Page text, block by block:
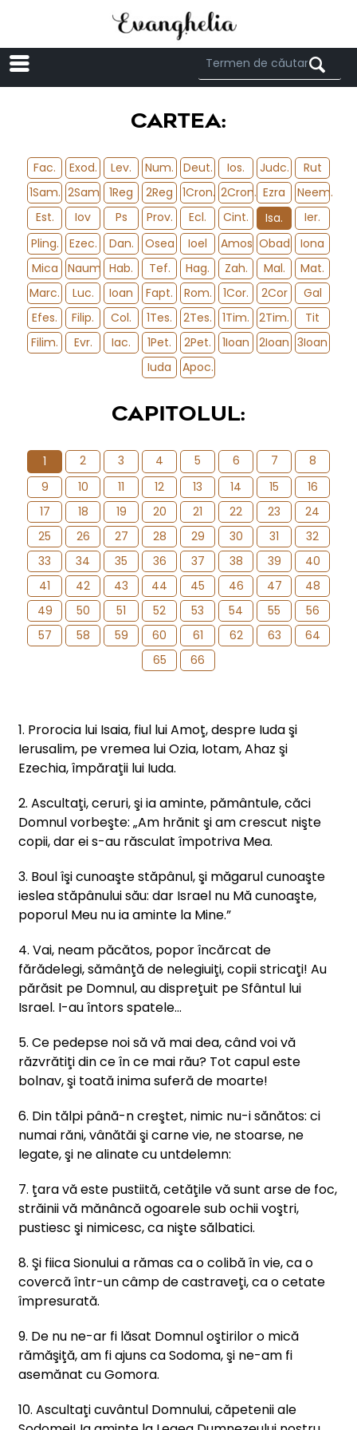
CARTEA:
Fac. Exod. Lev. Num. Deut. Ios. Judc.
Rut
1Sam. 2Sam 1Reg 2Reg 1Cron. 2Cron. Ezra
Neem.
Est.
Iov Ps Prov. Ecl. Cint. Isa.
Ier.
Pling.
Ezec. Dan. Osea Ioel Amos Obad. Iona
Mica
Naum Hab. Tef. Hag. Zah. Mal.
Mat.
Marc.
Luc. Ioan Fapt. Rom. 1Cor. 2Cor
Gal
Efes.
Filip. Col. 1Tes. 2Tes. 1Tim. 2Tim.
Tit
Filim.
Evr. Iac. 1Pet. 2Pet. 1Ioan 2Ioan 3Ioan
Iuda
Apoc.
CAPITOLUL:
1 2 3 4 5 6 7
8
9
10 11 12 13 14 15
16
17
18 19 20 21 22 23
24
25
26 27 28 29 30 31
32
33
34 35 36 37 38 39
40
41
42 43 44 45 46 47
48
49
50 51 52 53 54 55
56
57
58 59 60 61 62 63
64
65
66
1. Prorocia lui Isaia, fiul lui Amoţ, despre Iuda şi
Ierusalim, pe vremea lui Ozia, Iotam, Ahaz şi
Ezechia, împăraţii lui Iuda.
2. Ascultaţi, ceruri, şi ia aminte, pământule, căci
Domnul vorbeşte: „Am hrănit şi am crescut nişte
copii, dar ei s-au răsculat împotriva Mea.
3. Boul îşi cunoaşte stăpânul, şi măgarul cunoaşte
ieslea stăpânului său: dar Israel nu Mă cunoaşte,
poporul Meu nu ia aminte la Mine.”
4. Vai, neam păcătos, popor încărcat de
fărădelegi, sămânţă de nelegiuiţi, copii stricaţi! Au
părăsit pe Domnul, au dispreţuit pe Sfântul lui
Israel. I-au întors spatele...
5. Ce pedepse noi să vă mai dea, când voi vă
răzvrătiţi din ce în ce mai rău? Tot capul este
bolnav, şi toată inima suferă de moarte!
6. Din tălpi până-n creştet, nimic nu-i sănătos: ci
numai răni, vânătăi şi carne vie, ne stoarse, ne
legate, şi ne alinate cu untdelemn:
7. ţara vă este pustiită, cetăţile vă sunt arse de foc,
străinii vă mănâncă ogoarele sub ochii voştri,
pustiesc şi nimicesc, ca nişte sălbatici.
8. Şi fiica Sionului a rămas ca o colibă în vie, ca o
covercă într-un câmp de castraveţi, ca o cetate
împresurată.
9. De nu ne-ar fi lăsat Domnul oştirilor o mică
rămăşiţă, am fi ajuns ca Sodoma, şi ne-am fi
asemănat cu Gomora.
10. Ascultaţi cuvântul Domnului, căpetenii ale